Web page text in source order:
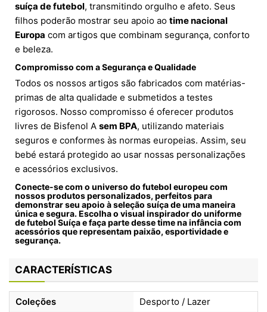
suíça de futebol, transmitindo orgulho e afeto. Seus
filhos poderão mostrar seu apoio ao time nacional
Europa com artigos que combinam segurança, conforto
e beleza.
Compromisso com a Segurança e Qualidade
Todos os nossos artigos são fabricados com matérias-
primas de alta qualidade e submetidos a testes
rigorosos. Nosso compromisso é oferecer produtos
livres de Bisfenol A sem BPA, utilizando materiais
seguros e conformes às normas europeias. Assim, seu
bebé estará protegido ao usar nossas personalizações
e acessórios exclusivos.
Conecte-se com o universo do futebol europeu com
nossos produtos personalizados, perfeitos para
demonstrar seu apoio àseleção suíçade uma maneira
única e segura. Escolha o visual inspirador do uniforme
de futebol Suíçae faça parte desse time na infância com
acessórios que representam paixão, esportividade e
segurança.
CARACTERÍSTICAS
Coleções Desporto / Lazer